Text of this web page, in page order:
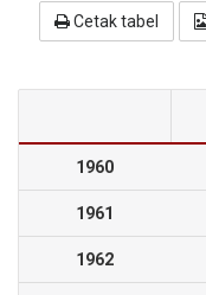
Cetak tabel
1960
1961
1962